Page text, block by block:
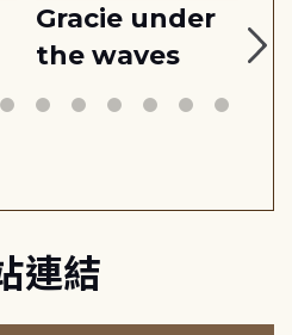
Gracie under
the waves
連結